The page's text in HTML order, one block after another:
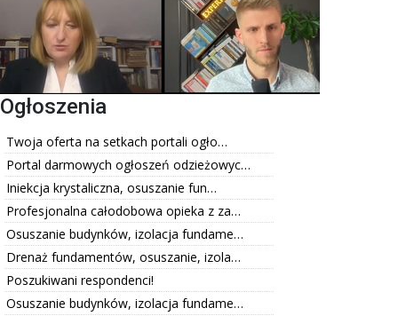
Ogłoszenia
Twoja oferta na setkach portali ogło…
Portal darmowych ogłoszeń odzieżowyc…
Iniekcja krystaliczna, osuszanie fun…
Profesjonalna całodobowa opieka z za…
Osuszanie budynków, izolacja fundame…
Drenaż fundamentów, osuszanie, izola…
Poszukiwani respondenci!
Osuszanie budynków, izolacja fundame…